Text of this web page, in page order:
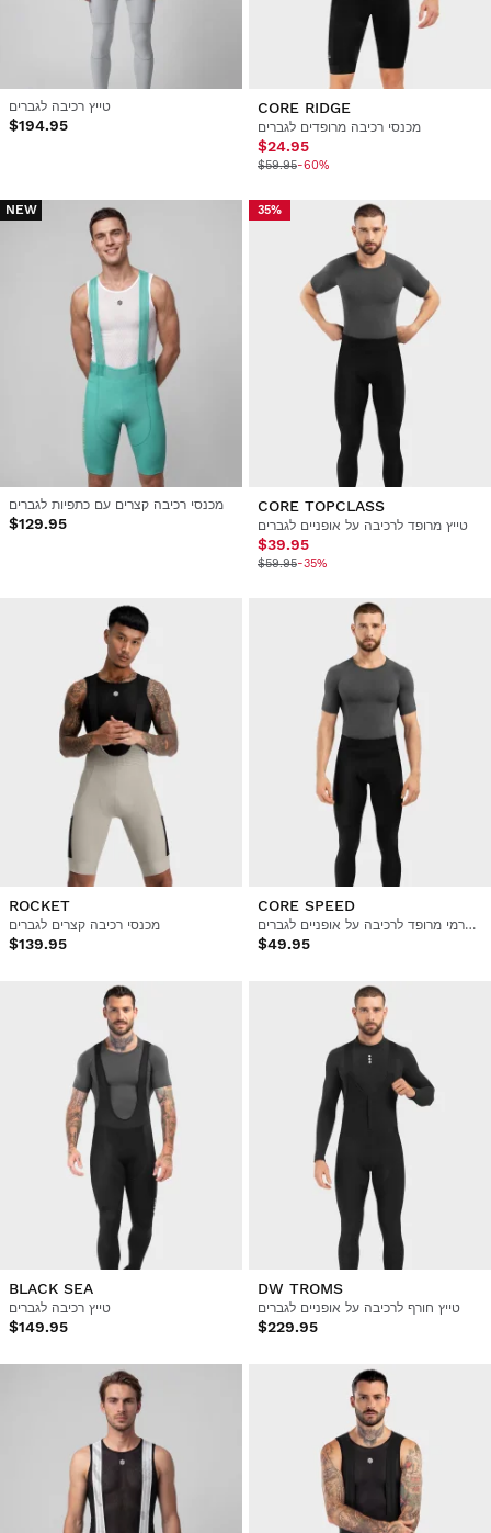
טייץ רכיבה לגברים
$194.95
CORE RIDGE
מכנסי רכיבה מרופדים לגברים
$24.95
$59.95-60%
NEW
מכנסי רכיבה קצרים עם כתפיות לגברים
$129.95
35%
CORE TOPCLASS
טייץ מרופד לרכיבה על אופניים לגברים
$39.95
$59.95-35%
ROCKET
מכנסי רכיבה קצרים לגברים
$139.95
CORE SPEED
טייץ תרמי מרופד לרכיבה על אופניים לגברים
$49.95
BLACK SEA
טייץ רכיבה לגברים
$149.95
DW TROMS
טייץ חורף לרכיבה על אופניים לגברים
$229.95